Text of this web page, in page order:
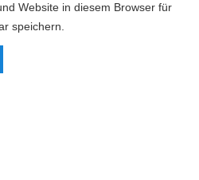
Website in diesem Browser für
speichern.